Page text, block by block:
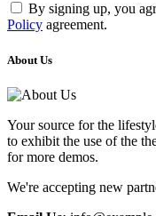
By signing up, you
Policy agreement.
About Us
Your source for the
to exhibit the use of the
for more demos.
We're accepting new